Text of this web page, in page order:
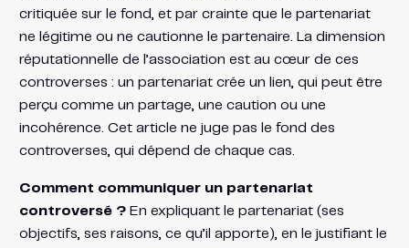
critiquée sur le fond, et par crainte que le partenariat
ne légitime ou ne cautionne le partenaire. La dimension
réputationnelle de l’association est au cœur de ces
controverses : un partenariat crée un lien, qui peut être
perçu comme un partage, une caution ou une
incohérence. Cet article ne juge pas le fond des
controverses, qui dépend de chaque cas.
Comment communiquer un partenariat
controversé ?En expliquant le partenariat (ses
objectifs, ses raisons, ce qu’il apporte), en le justifiant le